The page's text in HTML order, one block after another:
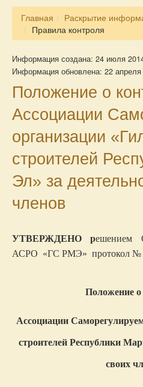
Главная Раскрытие
Правила контроля
Информация создана: 24 июля
Информация обновлена: 22
Положение о
Ассоциации
организации
строителей
Эл» за
членов
УТВЕРЖДЕНО решением
АСРО «ГС РМЭ» протокол №
Положение о
Ассоциации
строителей Республики
своих